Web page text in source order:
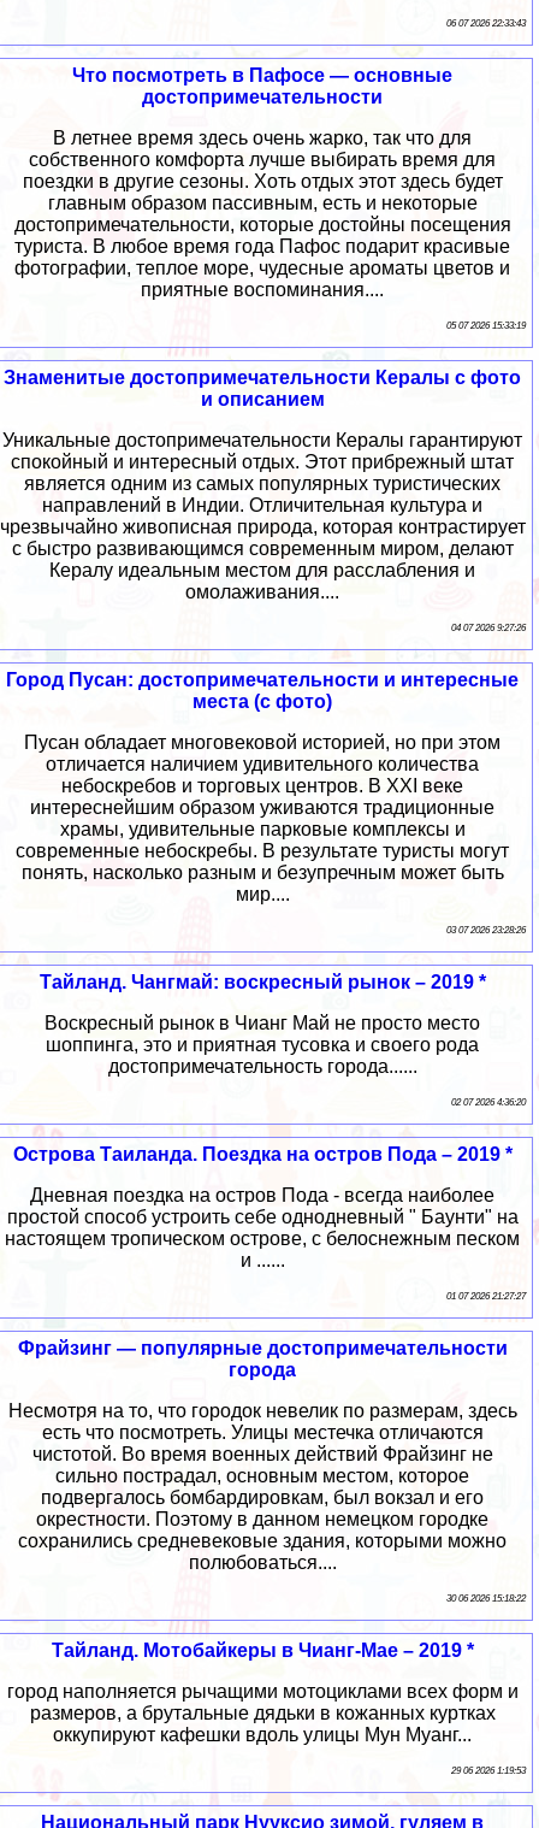
06 07 2026 22:33:43
Что посмотреть в Пафосе — основные
достопримечательности
В летнее время здесь очень жарко, так что для
собственного комфорта лучше выбирать время для
поездки в другие сезоны. Хоть отдых этот здесь будет
главным образом пассивным, есть и некоторые
достопримечательности, которые достойны посещения
туриста. В любое время года Пафос подарит красивые
фотографии, теплое море, чудесные ароматы цветов и
приятные воспоминания....
05 07 2026 15:33:19
Знаменитые достопримечательности Кералы с фото
и описанием
Уникальные достопримечательности Кералы гарантируют
спокойный и интересный отдых. Этот прибрежный штат
является одним из самых популярных туристических
направлений в Индии. Отличительная культура и
чрезвычайно живописная природа, которая контрастирует
с быстро развивающимся современным миром, делают
Кералу идеальным местом для расслабления и
омолаживания....
04 07 2026 9:27:26
Город Пусан: достопримечательности и интересные
места (с фото)
Пусан обладает многовековой историей, но при этом
отличается наличием удивительного количества
небоскребов и торговых центров. В XXI веке
интереснейшим образом уживаются традиционные
храмы, удивительные парковые комплексы и
современные небоскребы. В результате туристы могут
понять, насколько разным и безупречным может быть
мир....
03 07 2026 23:28:26
Тайланд. Чангмай: воскресный рынок – 2019 *
Воскресный рынок в Чианг Май не просто место
шоппинга, это и приятная тусовка и своего рода
достопримечательность города......
02 07 2026 4:36:20
Острова Таиланда. Поездка на остров Пода – 2019 *
Дневная поездка на остров Пода - всегда наиболее
простой способ устроить себе однодневный " Баунти" на
настоящем тропическом острове, с белоснежным песком
и ......
01 07 2026 21:27:27
Фрайзинг — популярные достопримечательности
города
Несмотря на то, что городок невелик по размерам, здесь
есть что посмотреть. Улицы местечка отличаются
чистотой. Во время военных действий Фрайзинг не
сильно пострадал, основным местом, которое
подвергалось бомбардировкам, был вокзал и его
окрестности. Поэтому в данном немецком городке
сохранились средневековые здания, которыми можно
полюбоваться....
30 06 2026 15:18:22
Тайланд. Мотобайкеры в Чианг-Мае – 2019 *
город наполняется рычащими мотоциклами всех форм и
размеров, а брутальные дядьки в кожанных куртках
оккупируют кафешки вдоль улицы Мун Муанг...
29 06 2026 1:19:53
Национальный парк Нууксио зимой, гуляем в